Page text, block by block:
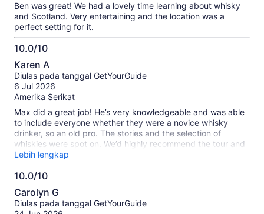
Ben was great! We had a lovely time learning about whisky
and Scotland. Very entertaining and the location was a
perfect setting for it.
10.0/10
10.0
dari
10
Karen A
Diulas pada tanggal GetYourGuide
6 Jul 2026
Amerika Serikat
Max did a great job! He’s very knowledgeable and was able
to include everyone whether they were a novice whisky
drinker, so an old pro. The stories and the selection of
whiskies were spot on. We’d highly recommend the tour and
the guide, Max!
Lebih lengkap
10.0/10
10.0
dari
10
Carolyn G
Diulas pada tanggal GetYourGuide